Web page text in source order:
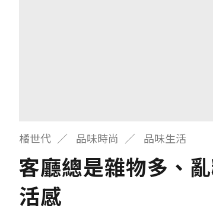
橘世代 品味時尚 品味生活
客廳總是雜物多、
活感